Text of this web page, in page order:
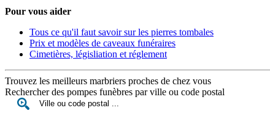
Pour vous aider
Tous ce qu'il faut savoir sur les pierres tombales
Prix et modèles de caveaux funéraires
Cimetières, législiation et réglement
Trouvez les meilleurs marbriers proches de chez vous
Rechercher des pompes funèbres par ville ou code postal